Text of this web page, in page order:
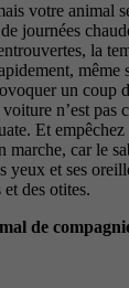
votre animal
journées
la
même
un coup
n’est pas
Et
marche, car le
yeux et ses
des otites.
de